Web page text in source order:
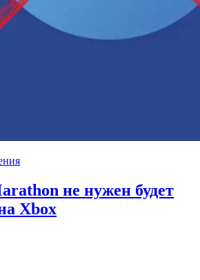
не нужен будет
Xbox